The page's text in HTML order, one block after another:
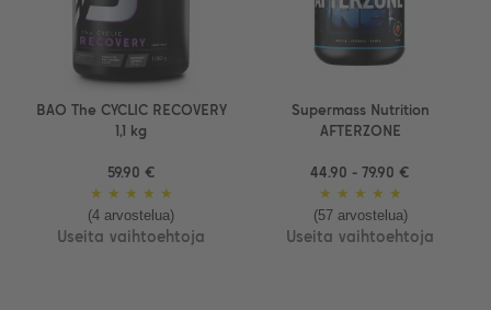
BAO The CYCLIC RECOVERY
1,1 kg
59.90 €
★ ★ ★ ★ ★
(4 arvostelua)
Useita vaihtoehtoja
Supermass Nutrition
AFTERZONE
44.90 - 79.90 €
★ ★ ★ ★ ★
(57 arvostelua)
Useita vaihtoehtoja